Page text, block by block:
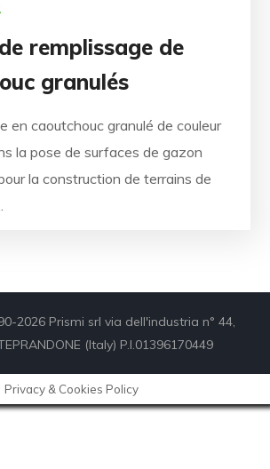
remplissage de
granulés
en caoutchouc granulé de couleur
la pose de surfaces de gazon
la construction de terrains de
2026 Prismi srl via dell'industria n° 44,
(Italy) P.I.01396170449
Privacy & Cookies Policy